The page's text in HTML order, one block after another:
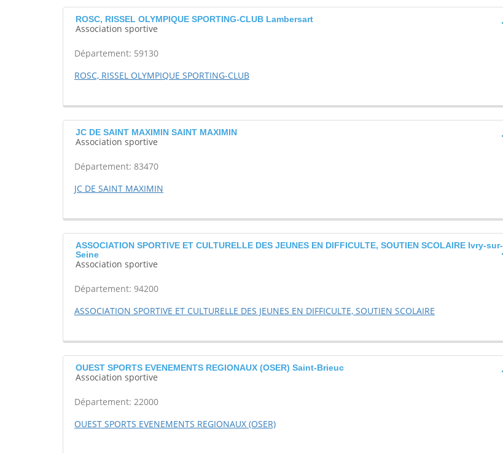
ROSC, RISSEL OLYMPIQUE SPORTING-CLUB Lambersart
Association sportive
Département: 59130
ROSC, RISSEL OLYMPIQUE SPORTING-CLUB
JC DE SAINT MAXIMIN SAINT MAXIMIN
Association sportive
Département: 83470
JC DE SAINT MAXIMIN
ASSOCIATION SPORTIVE ET CULTURELLE DES JEUNES EN DIFFICULTE, SOUTIEN SCOLAIRE Ivry-sur-
Seine
Association sportive
Département: 94200
ASSOCIATION SPORTIVE ET CULTURELLE DES JEUNES EN DIFFICULTE, SOUTIEN SCOLAIRE
OUEST SPORTS EVENEMENTS REGIONAUX (OSER) Saint-Brieuc
Association sportive
Département: 22000
OUEST SPORTS EVENEMENTS REGIONAUX (OSER)